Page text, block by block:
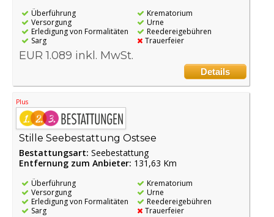
Überführung
Versorgung
Erledigung von Formalitäten
Sarg
Krematorium
Urne
Reedereigebühren
Trauerfeier
EUR 1.089 inkl. MwSt.
Details
Plus
Stille Seebestattung Ostsee
Bestattungsart: Seebestattung
Entfernung zum Anbieter: 131,63 Km
Überführung
Versorgung
Erledigung von Formalitäten
Sarg
Krematorium
Urne
Reedereigebühren
Trauerfeier